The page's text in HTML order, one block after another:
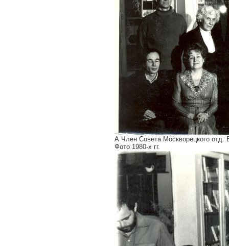
А Член Совета Москворецкого отд.
Фото 1980-х гг.